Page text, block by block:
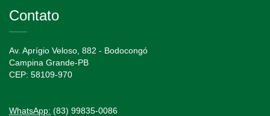
Contato
Av. Aprígio Veloso, 882 - Bodocongó
Campina Grande-PB
CEP: 58109-970
WhatsApp: (83) 99835-0086